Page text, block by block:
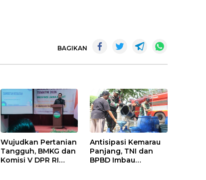
BAGIKAN
Wujudkan Pertanian
Tangguh, BMKG dan
Komisi V DPR RI
Antisipasi Kemarau
Panjang, TNI dan
BPBD Imbau